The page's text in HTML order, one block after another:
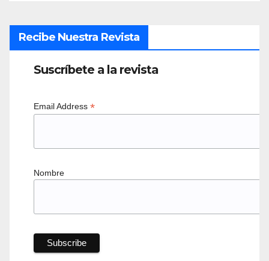
Recibe Nuestra Revista
Suscríbete a la revista
Email Address *
Nombre